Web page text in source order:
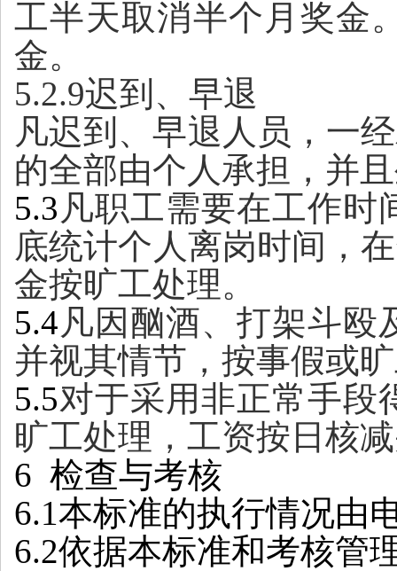
工半天取消半个月奖金
金。
5.2.9迟到、早退
凡迟到、早退人员，一
的全部由个人承担，并
5.3 凡职工需要在工作时
底统计个人离岗时间，
金按旷工处理。
5.4凡因酗酒、打架斗殴
并视其情节，按事假或
5.5对于采用非正常手段
旷工处理，工资按日核
6 检查与考核
6.1本标准的执行情况由
6.2依据本标准和考核管